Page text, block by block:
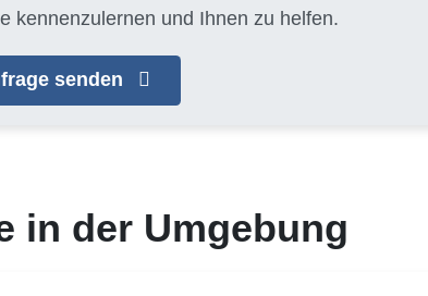
kennenzulernen und Ihnen zu helfen.
senden
in der Umgebung